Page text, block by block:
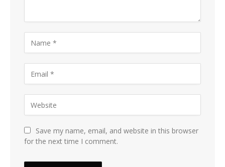
Save my name, email, and website in this browser
for the next time I comment.